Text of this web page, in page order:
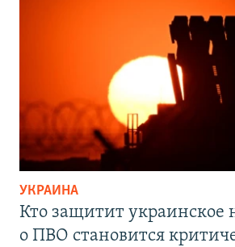
УКРАИНА
Кто защитит украинское
о ПВО становится